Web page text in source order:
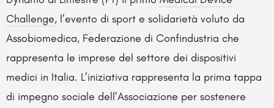
Challenge, l’evento di sport e solidarietà voluto da
Assobiomedica, Federazione di Confindustria che
rappresenta le imprese del settore dei dispositivi
medici in Italia. L’iniziativa rappresenta la prima tappa
di impegno sociale dell’Associazione per sostenere